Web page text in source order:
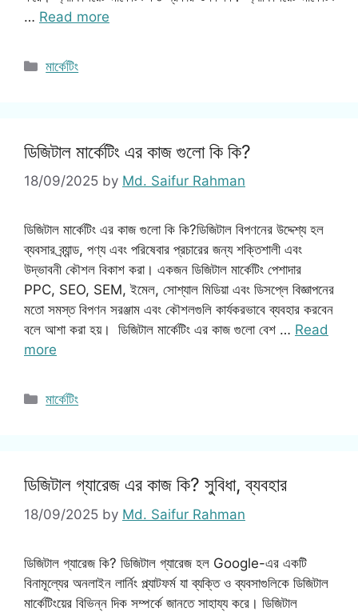
… Read more
Categories
মার্কেটিং
ডিজিটাল মার্কেটিং এর কাজ গুলো কি কি?
18/09/2025 by Md. Saifur Rahman
ডিজিটাল মার্কেটিং এর কাজ গুলো কি কি?ডিজিটাল বিপণনের উদ্দেশ্য হল
ব্যবসার ব্র্যান্ড, পণ্য এবং পরিষেবার প্রচারের জন্য শক্তিশালী এবং
উদ্ভাবনী কৌশল বিকাশ করা। একজন ডিজিটাল মার্কেটিং পেশাদার
PPC, SEO, SEM, ইমেল, সোশ্যাল মিডিয়া এবং ডিসপ্লে বিজ্ঞাপনের
মতো সমস্ত বিপণন সরঞ্জাম এবং কৌশলগুলি কার্যকরভাবে ব্যবহার করবেন
বলে আশা করা হয়। ডিজিটাল মার্কেটিং এর কাজ গুলো বেশ … Read
more
Categories
মার্কেটিং
ডিজিটাল গ্যারেজ এর কাজ কি? সু্বিধা, ব্যবহার
18/09/2025 by Md. Saifur Rahman
ডিজিটাল গ্যারেজ কি? ডিজিটাল গ্যারেজ হল Google-এর একটি
বিনামূল্যের অনলাইন লার্নিং প্ল্যাটফর্ম যা ব্যক্তি ও ব্যবসাগুলিকে ডিজিটাল
মার্কেটিংয়ের বিভিন্ন দিক সম্পর্কে জানতে সাহায্য করে। ডিজিটাল